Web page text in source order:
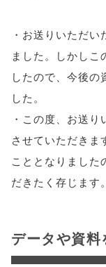
・お送りいただ
ました。しかしこ
したので、今後の
した。
・この度、お送
させていただきま
こととなりました
だきたく存じます。
データや資